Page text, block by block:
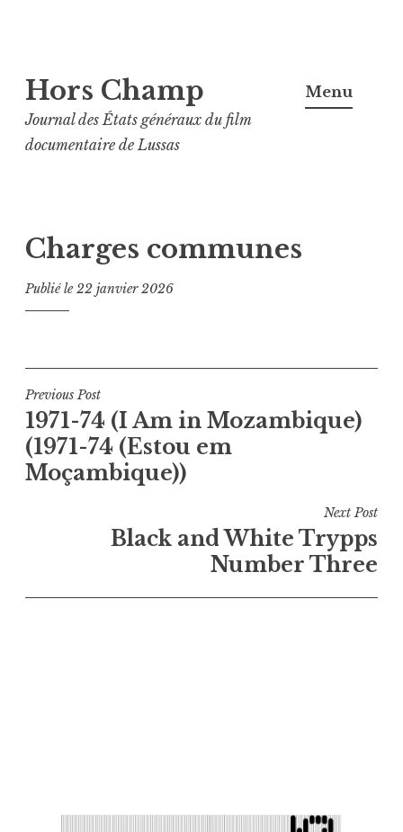
au
contenu
principal
Hors Champ
Journal des États généraux du film
documentaire de Lussas
Menu
Charges communes
Publié le22 janvier 2026
Navigation
de
l’article
Previous Post
1971-74 (I Am in Mozambique)
(1971-74 (Estou em
Moçambique))
Next Post
Black and White Trypps
Number Three